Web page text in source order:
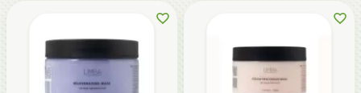
влажные волосы, выдержать 15-20 минут.
Рекомендуется использовать дополнительное тепло
(термошапка, климазон, сушар), затем смыть
средство водой.